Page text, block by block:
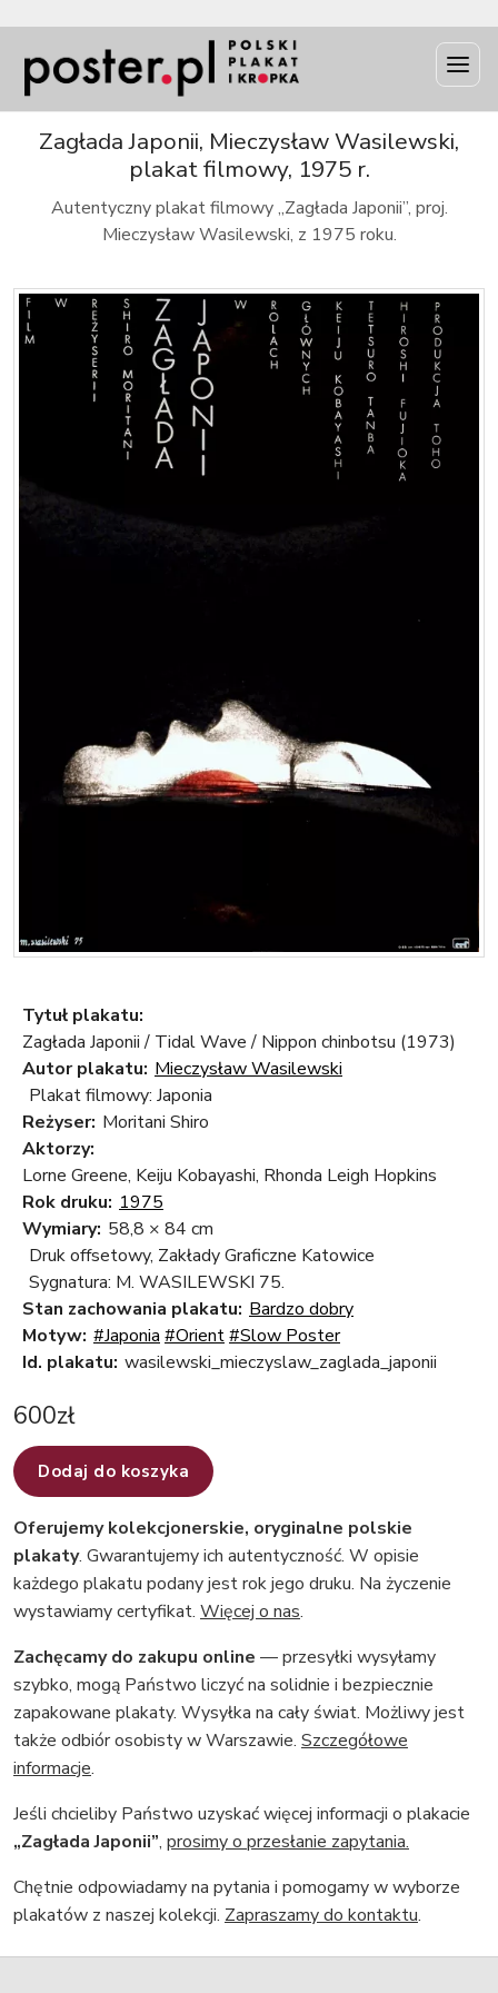
Zagłada Japonii, Mieczysław Wasilewski,
plakat filmowy, 1975 r.
Autentyczny plakat filmowy „Zagłada Japonii”, proj.
Mieczysław Wasilewski, z 1975 roku.
Tytuł plakatu:
Zagłada Japonii / Tidal Wave / Nippon chinbotsu (1973)
Autor plakatu: Mieczysław Wasilewski
Plakat filmowy: Japonia
Reżyser: Moritani Shiro
Aktorzy:
Lorne Greene, Keiju Kobayashi, Rhonda Leigh Hopkins
Rok druku: 1975
Wymiary: 58,8 × 84 cm
Druk offsetowy, Zakłady Graficzne Katowice
Sygnatura: M. WASILEWSKI 75.
Stan zachowania plakatu: Bardzo dobry
Motyw: #Japonia#Orient#Slow Poster
Id. plakatu: wasilewski_mieczyslaw_zaglada_japonii
600zł
Dodaj do koszyka
Oferujemy kolekcjonerskie, oryginalne polskie
plakaty. Gwarantujemy ich autentyczność. W opisie
każdego plakatu podany jest rok jego druku. Na życzenie
wystawiamy certyfikat. Więcej o nas.
Zachęcamy do zakupu online — przesyłki wysyłamy
szybko, mogą Państwo liczyć na solidnie i bezpiecznie
zapakowane plakaty. Wysyłka na cały świat. Możliwy jest
także odbiór osobisty w Warszawie. Szczegółowe
informacje.
Jeśli chcieliby Państwo uzyskać więcej informacji o plakacie
„Zagłada Japonii”, prosimy o przesłanie zapytania.
Chętnie odpowiadamy na pytania i pomogamy w wyborze
plakatów z naszej kolekcji. Zapraszamy do kontaktu.